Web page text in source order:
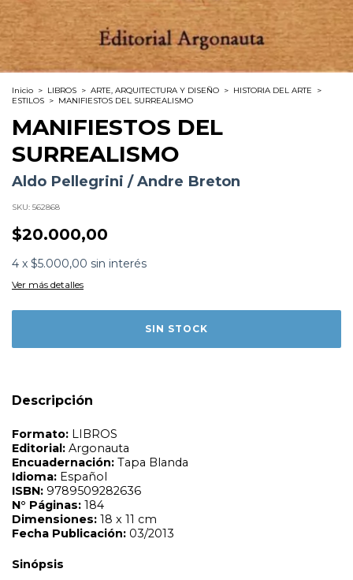
Inicio > LIBROS > ARTE, ARQUITECTURA Y DISEÑO > HISTORIA DEL ARTE
>
ESTILOS > MANIFIESTOS DEL SURREALISMO
MANIFIESTOS DEL
SURREALISMO
Aldo Pellegrini / Andre Breton
SKU: 562868
$20.000,00
4 x $5.000,00 sin interés
Ver más detalles
Descripción
Formato:
LIBROS
Editorial: Argonauta
Encuadernación:Tapa Blanda
Idioma: Español
ISBN:9789509282636